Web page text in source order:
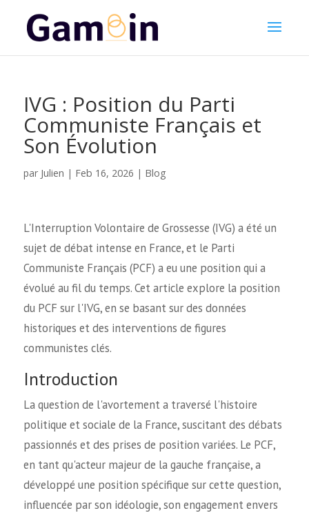
IVG : Position du Parti
Communiste Français et
Son Évolution
par Julien | Feb 16, 2026 | Blog
L'Interruption Volontaire de Grossesse (IVG) a été un
sujet de débat intense en France, et le Parti
Communiste Français (PCF) a eu une position qui a
évolué au fil du temps. Cet article explore la position
du PCF sur l'IVG, en se basant sur des données
historiques et des interventions de figures
communistes clés.
Introduction
La question de l'avortement a traversé l'histoire
politique et sociale de la France, suscitant des débats
passionnés et des prises de position variées. Le PCF,
en tant qu'acteur majeur de la gauche française, a
développé une position spécifique sur cette question,
influencée par son idéologie, son engagement envers